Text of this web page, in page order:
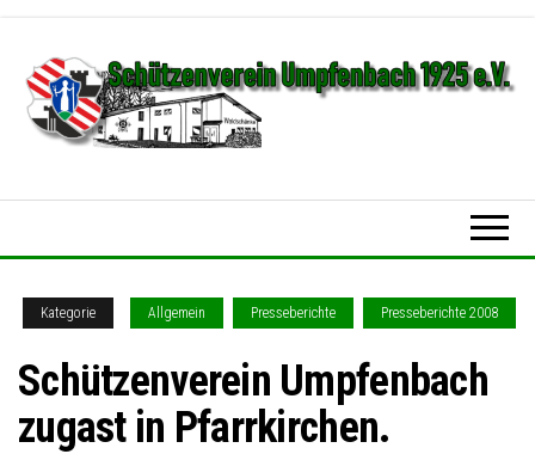
Inhalt
springen
1925 e.V.
Kategorie Allgemein Presseberichte Presseberichte 2008
Schützenverein Umpfenbach
zugast in Pfarrkirchen.